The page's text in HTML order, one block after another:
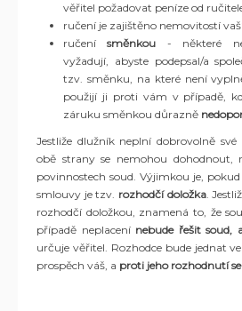
věřitel požadovat peníze od
ručení je zajištěno nemovitostí
ručenísměnkou - některé
vyžadují, abyste podepsal/a
tzv. směnku, na které není
použijí ji proti vám v případě,
záruku směnkou důrazně
Jestliže dlužník neplní dobrovolně
obě strany se nemohou dohodnout,
povinnostech soud. Výjimkou je,
smlouvy je tzv. rozhodčí doložka.
rozhodčí doložkou, znamená to, že
případě neplacení nebude řešit soud,
určuje věřitel. Rozhodce bude jednat
prospěch váš, a proti jeho rozhodnutí